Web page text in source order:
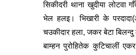
सिकीदरी थाना खुदीया लोटवा
भेल हलइ। भिखारी के
चउकीदार हला, जकर बेटा बिलन्दु
बाम्हन पुरोहितेक कुटिचालीं